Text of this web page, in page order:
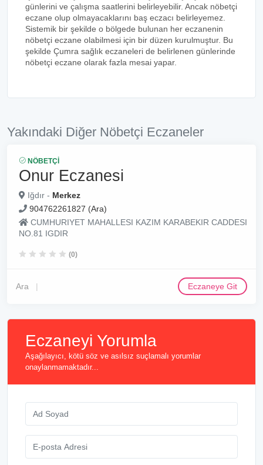
günlerini ve çalışma saatlerini belirleyebilir. Ancak nöbetçi
eczane olup olmayacaklarını baş eczacı belirleyemez.
Sistemik bir şekilde o bölgede bulunan her eczanenin
nöbetçi eczane olabilmesi için bir düzen kurulmuştur. Bu
şekilde Çumra sağlık eczaneleri de belirlenen günlerinde
nöbetçi eczane olarak fazla mesai yapar.
Yakındaki Diğer Nöbetçi Eczaneler
NÖBETÇI
Onur Eczanesi
Iğdır - Merkez
904762261827 (Ara)
CUMHURIYET MAHALLESI KAZIM KARABEKIR CADDESI
NO.81 IGDIR
(0)
Ara Eczaneye Git
Eczaneyi Yorumla
Aşağılayıcı, kötü söz ve asılsız suçlamalı yorumlar
onaylanmamaktadır...